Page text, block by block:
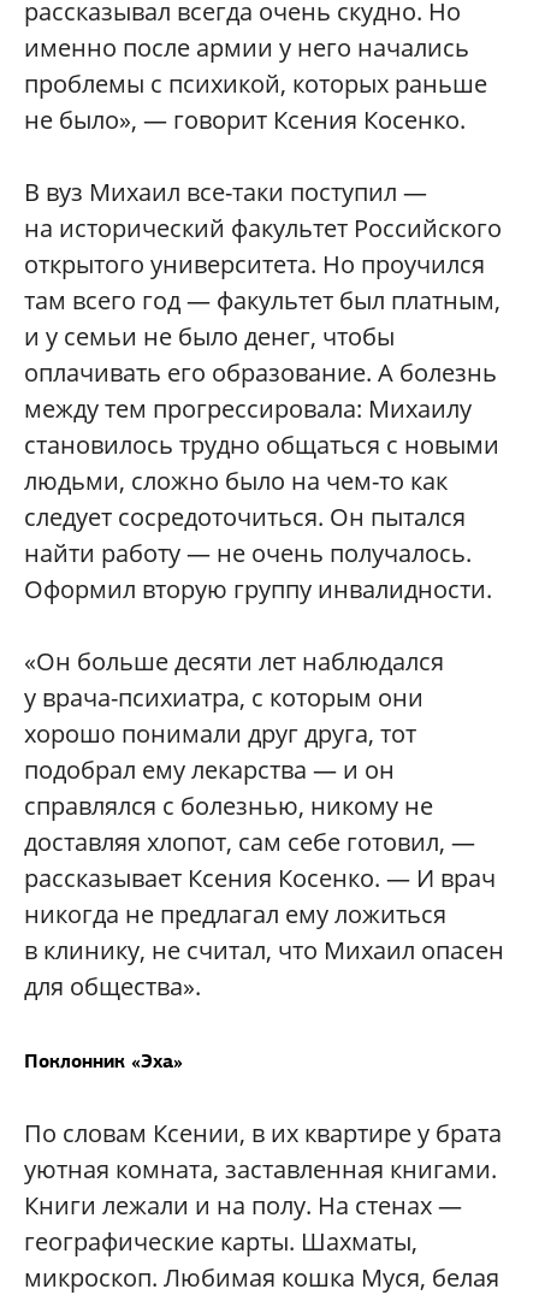
рассказывал всегда очень скудно. Но
именно после армии у него начались
проблемы с психикой, которых раньше
не было», — говорит Ксения Косенко.
В вуз Михаил все-таки поступил —
на исторический факультет Российского
открытого университета. Но проучился
там всего год — факультет был платным,
и у семьи не было денег, чтобы
оплачивать его образование. А болезнь
между тем прогрессировала: Михаилу
становилось трудно общаться с новыми
людьми, сложно было на чем-то как
следует сосредоточиться. Он пытался
найти работу — не очень получалось.
Оформил вторую группу инвалидности.
«Он больше десяти лет наблюдался
у врача-психиатра, с которым они
хорошо понимали друг друга, тот
подобрал ему лекарства — и он
справлялся с болезнью, никому не
доставляя хлопот, сам себе готовил, —
рассказывает Ксения Косенко. — И врач
никогда не предлагал ему ложиться
в клинику, не считал, что Михаил опасен
для общества».
Поклонник «Эха»
По словам Ксении, в их квартире у брата
уютная комната, заставленная книгами.
Книги лежали и на полу. На стенах —
географические карты. Шахматы,
микроскоп. Любимая кошка Муся, белая